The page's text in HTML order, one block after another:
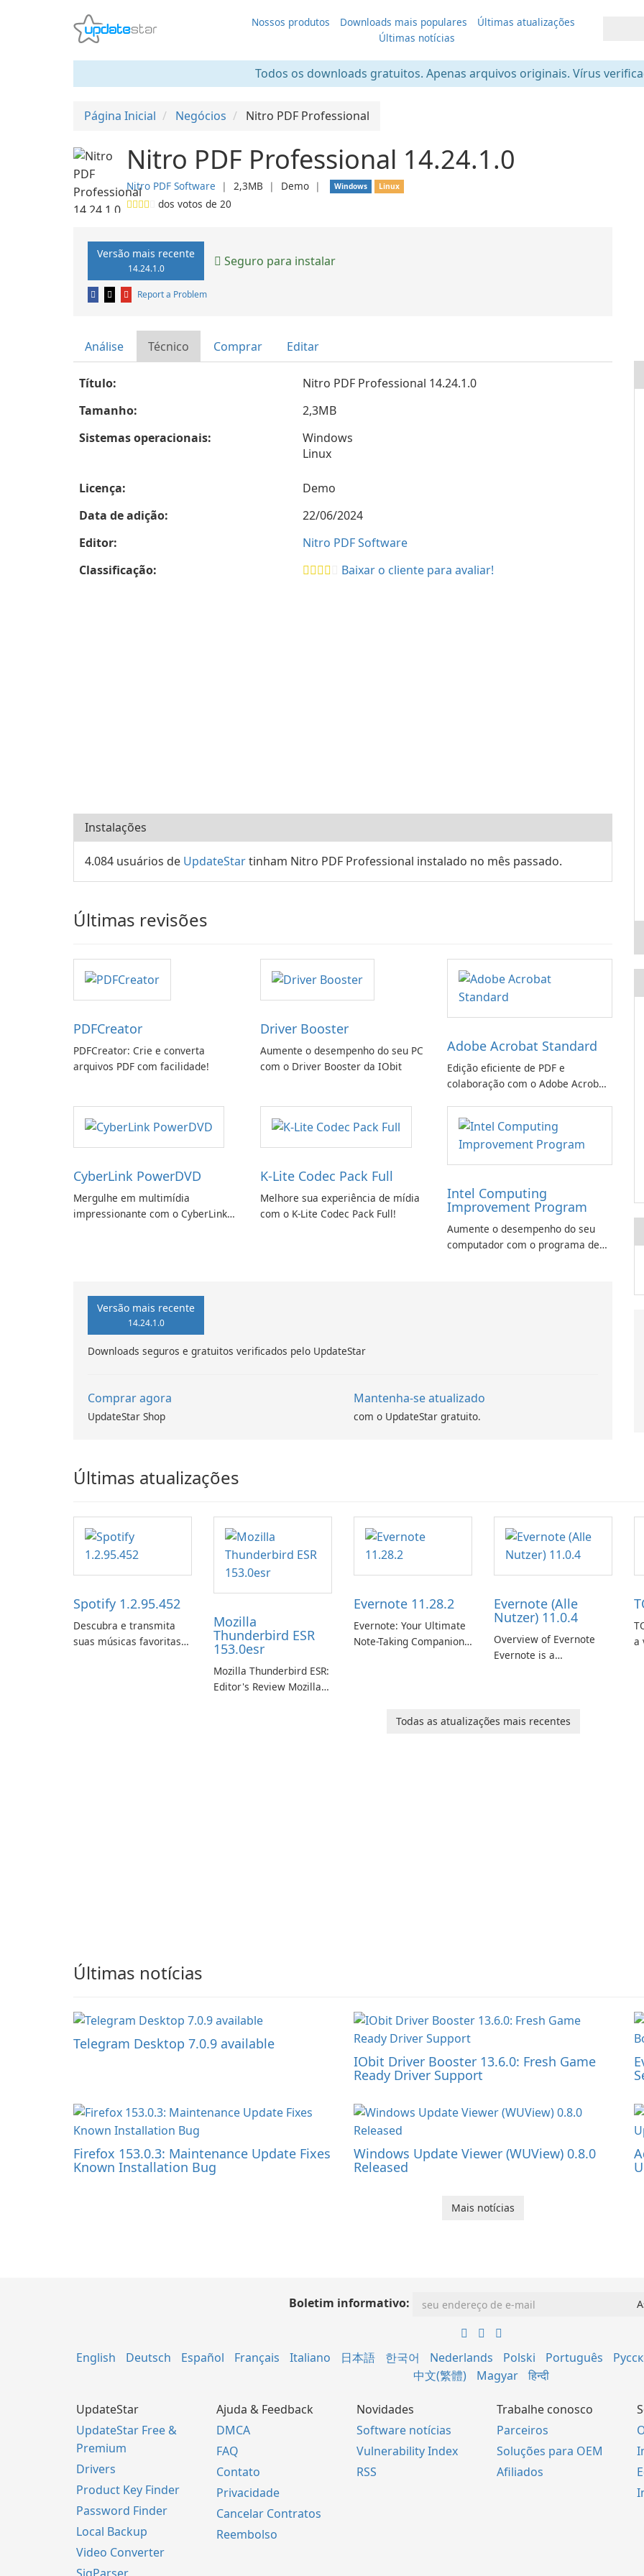
Nossos produtos Downloads mais populares
Últimas atualizações
Últimas notícias
Todos os downloads gratuitos. Apenas arquivos originais. Vírus
Página Inicial Negócios Nitro PDF Professional
Nitro PDF Professional 14.24.1.0
Nitro PDF Software ❘ 2,3MB ❘ Demo ❘ Windows Linux
dos votos de 20
Versão mais recente
14.24.1.0 Seguro para instalar
Report a Problem
Análise Técnico Comprar Editar
Título:
Nitro PDF Professional 14.24.1.0
Tamanho:
2,3MB
Sistemas operacionais:
Windows
Linux
Licença:
Demo
Data de adição:
22/06/2024
Editor:
Nitro PDF Software
Classificação:
Baixar o cliente para avaliar!
Instalações
4.084 usuários de UpdateStartinham Nitro PDF Professional instalado no mês passado.
Últimas revisões
PDFCreator
PDFCreator: Crie e converta
arquivos PDF com facilidade!
Driver Booster
Aumente o desempenho do seu PC
com o Driver Booster da IObit
Adobe Acrobat Standard
Edição eficiente de PDF e
colaboração com o Adobe Acrobat
CyberLink PowerDVD
Mergulhe em multimídia
impressionante com o CyberLink
K-Lite Codec Pack Full
Melhore sua experiência de mídia
com o K-Lite Codec Pack Full!
Intel Computing
Improvement Program
Aumente o desempenho do seu
computador com o programa de
Versão mais recente
14.24.1.0
Downloads seguros e gratuitos verificados pelo UpdateStar
Comprar agora
UpdateStar Shop
Mantenha-se atualizado
com o UpdateStar gratuito.
Últimas atualizações
Spotify 1.2.95.452
Descubra e transmita
suas músicas favoritas
Mozilla
Thunderbird ESR
153.0esr
Mozilla Thunderbird ESR:
Editor's Review Mozilla
Evernote 11.28.2
Evernote: Your Ultimate
Note-Taking Companion
users capture ideas,
Evernote (Alle
Nutzer) 11.0.4
Overview of Evernote
Evernote is a
help users capture,
a
Todas as atualizações mais recentes
Últimas notícias
Telegram Desktop 7.0.9 available
IObit Driver Booster 13.6.0: Fresh Game
Ready Driver Support
Firefox 153.0.3: Maintenance Update Fixes
Known Installation Bug
Windows Update Viewer (WUView) 0.8.0
Released
Mais notícias
Boletim informativo:
English Deutsch Español Français Italiano 日本語 한국어 Nederlands Polski Português
中文(繁體)
Magyar हिन्दी
UpdateStar
UpdateStar Free &
Premium
Drivers
Product Key Finder
Password Finder
Local Backup
Video Converter
Ajuda & Feedback
DMCA
FAQ
Contato
Privacidade
Cancelar Contratos
Reembolso
Novidades
Software notícias
Vulnerability Index
RSS
Trabalhe conosco
Parceiros
Soluções para OEM
Afiliados